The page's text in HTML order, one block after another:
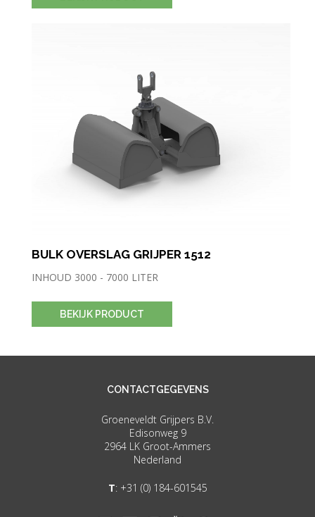
BULK OVERSLAG GRIJPER 1512
INHOUD 3000 - 7000 LITER
BEKIJK PRODUCT
CONTACTGEGEVENS
Groeneveldt Grijpers B.V.
Edisonweg 9
2964 LK Groot-Ammers
Nederland
T: +31 (0) 184-601545